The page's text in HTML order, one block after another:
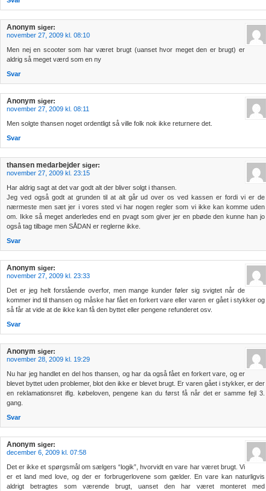
Anonym siger:
november 27, 2009 kl. 08:10
Men nej en scooter som har været brugt (uanset hvor meget den er brugt) er
aldrig så meget værd som en ny
Svar
Anonym siger:
november 27, 2009 kl. 08:11
Men solgte thansen noget ordentligt så ville folk nok ikke returnere det.
Svar
thansen medarbejder siger:
november 27, 2009 kl. 23:15
Har aldrig sagt at det var godt alt der bliver solgt i thansen.
Jeg ved også godt at grunden til at alt går ud over os ved kassen er fordi vi er de
nærmeste men sæt jer i vores sted vi har nogen regler som vi ikke kan komme uden
om. Ikke så meget anderledes end en pvagt som giver jer en pbøde den kunne han jo
også tag tilbage men SÅDAN er reglerne ikke.
Svar
Anonym siger:
november 27, 2009 kl. 23:33
Det er jeg helt forstående overfor, men mange kunder føler sig svigtet når de
kommer ind til thansen og måske har fået en forkert vare eller varen er gået i stykker og
så får at vide at de ikke kan få den byttet eller pengene refunderet osv.
Svar
Anonym siger:
november 28, 2009 kl. 19:29
Nu har jeg handlet en del hos thansen, og har da også fået en forkert vare, og er
blevet byttet uden problemer, blot den ikke er blevet brugt. Er varen gået i stykker, er der
en reklamationsret iflg. købeloven, pengene kan du først få når det er samme fejl 3.
gang.
Svar
Anonym siger:
december 6, 2009 kl. 07:58
Det er ikke et spørgsmål om sælgers “logik”, hvorvidt en vare har været brugt. Vi
er et land med love, og der er forbrugerlovene som gælder. En vare kan naturligvis
aldrigt betragtes som værende brugt, uanset den har været monteret med